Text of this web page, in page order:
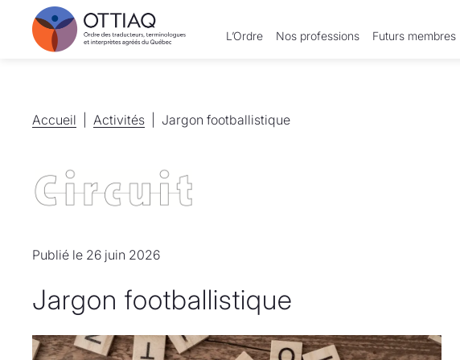
L’Ordre Nos professions Futurs membres
Accueil
Accueil Activités
Activités Jargon footballistique
Publié le 26 juin 2026
Jargon footballistique